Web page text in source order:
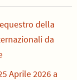
della
da
Aprile 2026 a